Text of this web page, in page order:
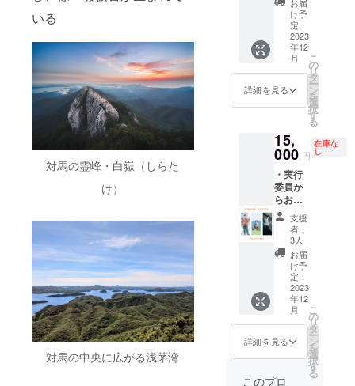
いる
対馬の霊峰・白嶽（しらた
け）
対馬の中央に広がる浅茅湾
ザー名
以外の
掲載を
ご希望
の方
は、備
ご記入
くださ
い。
- メー
ルでや
りとり
をしな
がら、
詳細を
決めさ
せてい
ただき
- 渡航
費用、
滞在費
用など
はご自
身でご
負担く
ださ
い。 -
現地集
合/現地
解散と
なる
点、ご
了承く
ださ
い。 ※1
以外の
にユー
ザー名
を掲載
（※1）
・共同
実行委
員長2人
がガイ
ドする
察 -
ご希望
の時期
や、期
待する
ことな
どを備
考欄に
ご記入
くださ
い。 -
メール
でやり
とりを
しなが
ら、詳
細を決
だきま
け予
定：
2023
年12
月
詳細を見る
こ
の
リ
タ
ー
ン
を
選
択
す
る
15,
000 円
在庫な
し
・実行
委員か
らお礼
メッ
セージ
・公式
サイト
にユー
ザー名
を掲載
（※1）
・対馬
で活動
する写
真ユ
ニット
「スト
支援
者：
3人
お届
け予
定：
2023
年12
月
詳細を見る
こ
の
リ
タ
ー
ン
を
選
択
す
る
このプロ